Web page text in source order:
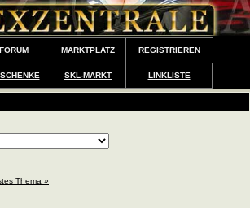
FORUM MARKTPLATZ REGISTRIEREN
SKL-MARKT LINKLISTE
Thema »